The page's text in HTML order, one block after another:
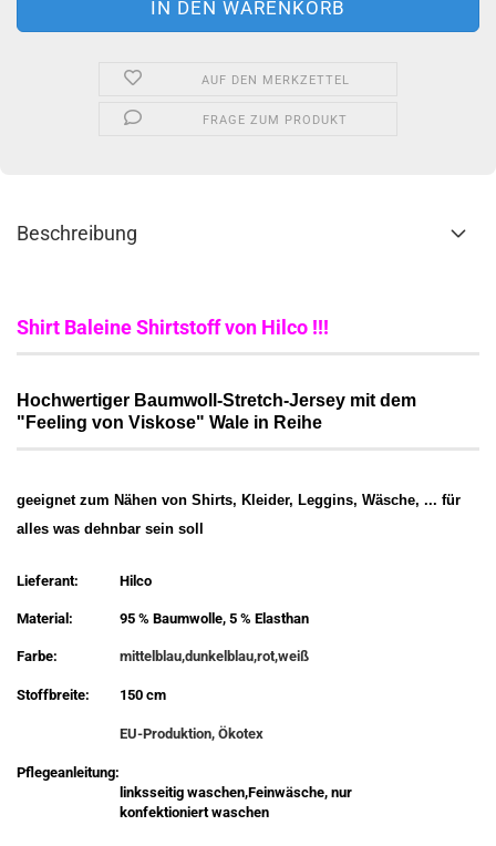
AUF DEN MERKZETTEL
FRAGE ZUM PRODUKT
Beschreibung
Shirt Baleine Shirtstoff von Hilco !!!
Hochwertiger Baumwoll-Stretch-Jersey mit dem
"Feeling von Viskose" Wale in Reihe
geeignet zum Nähen von Shirts, Kleider, Leggins, Wäsche, ... für
alles was dehnbar sein soll
Lieferant: Hilco
Material: 95 % Baumwolle, 5 % Elasthan
Farbe: mittelblau,dunkelblau,rot,weiß
Stoffbreite: 150 cm
EU-Produktion, Ökotex
Pflegeanleitung:
linksseitig waschen,Feinwäsche, nur
konfektioniert waschen